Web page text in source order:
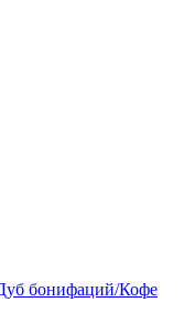
бонифаций/Кофе